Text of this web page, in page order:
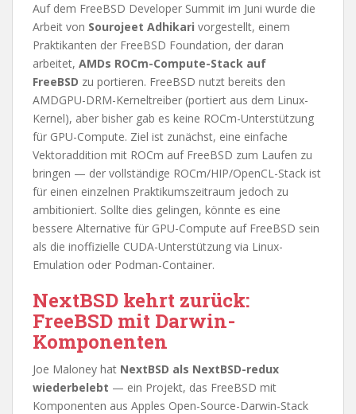
Auf dem FreeBSD Developer Summit im Juni wurde die
Arbeit von Sourojeet Adhikari vorgestellt, einem
Praktikanten der FreeBSD Foundation, der daran
arbeitet, AMDs ROCm-Compute-Stack auf
FreeBSD zu portieren. FreeBSD nutzt bereits den
AMDGPU-DRM-Kerneltreiber (portiert aus dem Linux-
Kernel), aber bisher gab es keine ROCm-Unterstützung
für GPU-Compute. Ziel ist zunächst, eine einfache
Vektoraddition mit ROCm auf FreeBSD zum Laufen zu
bringen — der vollständige ROCm/HIP/OpenCL-Stack ist
für einen einzelnen Praktikumszeitraum jedoch zu
ambitioniert. Sollte dies gelingen, könnte es eine
bessere Alternative für GPU-Compute auf FreeBSD sein
als die inoffizielle CUDA-Unterstützung via Linux-
Emulation oder Podman-Container.
NextBSD kehrt zurück:
FreeBSD mit Darwin-
Komponenten
Joe Maloney hat NextBSD als NextBSD-redux
wiederbelebt — ein Projekt, das FreeBSD mit
Komponenten aus Apples Open-Source-Darwin-Stack